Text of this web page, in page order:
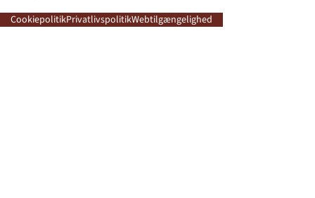
CookiepolitikPrivatlivspolitikWebtilgængelighed